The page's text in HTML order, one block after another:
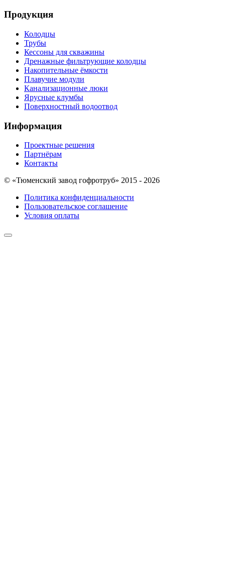
Продукция
Колодцы
Трубы
Кессоны для скважины
Дренажные фильтрующие колодцы
Накопительные ёмкости
Плавучие модули
Канализационные люки
Ярусные клумбы
Поверхностный водоотвод
Информация
Проектные решения
Партнёрам
Контакты
© «Тюменский завод гофротруб» 2015 - 2026
Политика конфиденциальности
Пользовательское соглашение
Условия оплаты